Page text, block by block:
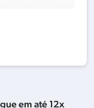
em até 12x